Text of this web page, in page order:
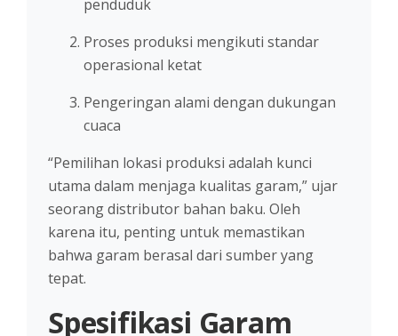
penduduk
Proses produksi mengikuti standar
operasional ketat
Pengeringan alami dengan dukungan
cuaca
“Pemilihan lokasi produksi adalah kunci
utama dalam menjaga kualitas garam,” ujar
seorang distributor bahan baku. Oleh
karena itu, penting untuk memastikan
bahwa garam berasal dari sumber yang
tepat.
Spesifikasi Garam